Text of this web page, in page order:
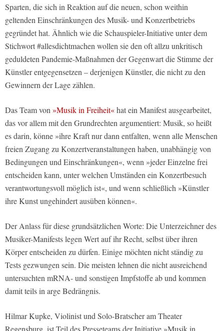
Sparten, die sich in Reaktion auf die neuen, schon weithin
geltenden Einschränkungen des Musik- und Konzertbetriebs
gegründet hat. Ähnlich wie die Schauspieler-Initiative unter dem
Stichwort #allesdichtmachen wollen sie den oft allzu unkritisch
geduldeten Pandemie-Maßnahmen der Gegenwart die Stimme der
Künstler entgegensetzen – derjenigen Künstler, die nicht zu den
Gewinnern der Lage zählen.
Das Team von »Musik in Freiheit«hat ein Manifest ausgearbeitet,
das vor allem mit den Grundrechten argumentiert: Musik, so heißt
es darin, könne »ihre Kraft nur dann entfalten, wenn alle Menschen
freien Zugang zu Konzertveranstaltungen haben, unabhängig von
Bedingungen und Einschränkungen«, wenn »jeder Einzelne frei
entscheiden kann, unter welchen Umständen ein Konzertbesuch
verantwortungsvoll möglich ist«, und wenn schließlich »Künstler
ihre Kunst ungehindert ausüben können«.
Der Anlass für diese grundsätzlichen Worte: Die Unterzeichner des
Musiker-Manifests legen Wert auf ihr Recht, selbst über ihren
Körper entscheiden zu dürfen. Einige möchten nicht ständig zu
Tests gezwungen sein. Die meisten lehnen die nicht ausreichend
untersuchten mRNA- und sonstigen Impfstoffe ab und kommen
damit teils in arge Bedrängnis.
Hilmar Kupke, Violinist und Solo-Bratscher am Theater
Regensburg, ist Teil des Presseteams der Initiative »Musik in